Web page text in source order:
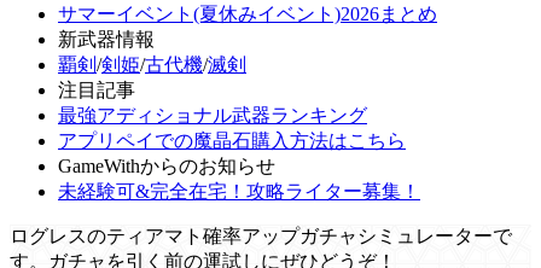
サマーイベント(夏休みイベント)2026まとめ
新武器情報
覇剣 /剣姫/古代機/滅剣
注目記事
最強アディショナル武器ランキング
アプリペイでの魔晶石購入方法はこちら
GameWithからのお知らせ
未経験可&完全在宅！攻略ライター募集！
ログレスのティアマト確率アップガチャシミュレーターで
す。ガチャを引く前の運試しにぜひどうぞ！